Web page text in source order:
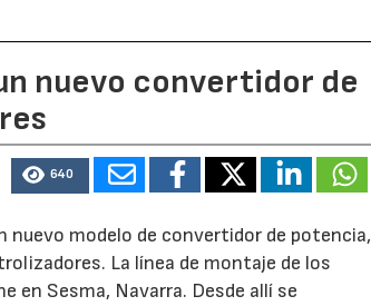
nuevo convertidor de
640
nuevo modelo de convertidor de potencia,
La línea de montaje de los
en Sesma, Navarra. Desde allí se